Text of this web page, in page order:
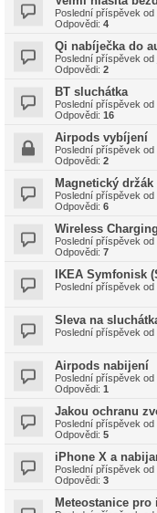
Poslední příspěvek od
Odpovědi: 4
Qi nabíječka do
Poslední příspěvek od
Odpovědi: 2
BT sluchátka
Poslední příspěvek od
Odpovědi: 16
Airpods vybíjení
Poslední příspěvek od
Odpovědi: 2
Magnetický
Poslední příspěvek od
Odpovědi: 6
Wireless
Poslední příspěvek od
Odpovědi: 7
IKEA Symfonisk
Poslední příspěvek od
Sleva na
Poslední příspěvek od
Airpods nabijení
Poslední příspěvek od
Odpovědi: 1
Jakou ochranu
Poslední příspěvek od
Odpovědi: 5
iPhone X a
Poslední příspěvek od
Odpovědi: 3
Meteostanice pro